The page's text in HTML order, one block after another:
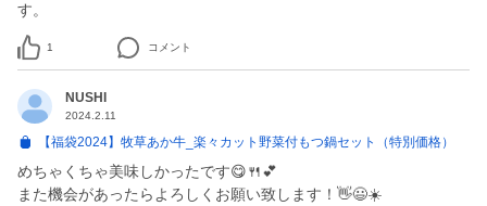
す。
1 コメント
NUSHI
2024.2.11
【福袋2024】牧草あか牛_楽々カット野菜付もつ鍋セット（特別価格）
めちゃくちゃ美味しかったです😋🍴💕
また機会があったらよろしくお願い致します！👋😃☀️